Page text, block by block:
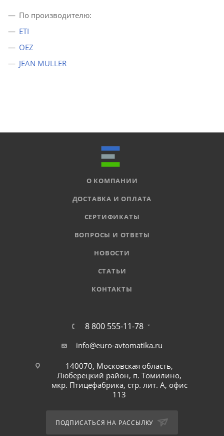
По производителю:
ETI
OEZ
JEAN MULLER
О КОМПАНИИ
ДОСТАВКА И ОПЛАТА
СЕРТИФИКАТЫ
ВОПРОСЫ И ОТВЕТЫ
НОВОСТИ
СТАТЬИ
КОНТАКТЫ
8 800 555-11-78
info@euro-avtomatika.ru
140070, Московская область,
Люберецкий район, п. Томилино,
мкр. Птицефабрика, стр. лит. А, офис
113
ПОДПИСАТЬСЯ НА РАССЫЛКУ